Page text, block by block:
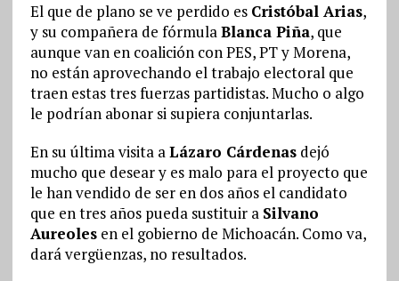
El que de plano se ve perdido es Cristóbal Arias,
y su compañera de fórmulaBlanca Piña, que
aunque van en coalición con PES, PT y Morena,
no están aprovechando el trabajo electoral que
traen estas tres fuerzas partidistas. Mucho o algo
le podrían abonar si supiera conjuntarlas.
En su última visita aLázaro Cárdenasdejó
mucho que desear y es malo para el proyecto que
le han vendido de ser en dos años el candidato
que en tres años pueda sustituir a Silvano
Aureolesen el gobierno de Michoacán. Como va,
dará vergüenzas, no resultados.